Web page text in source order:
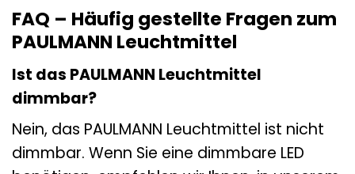
FAQ – Häufig gestellte Fragen zum
PAULMANN Leuchtmittel
Ist das PAULMANN Leuchtmittel
dimmbar?
Nein, das PAULMANN Leuchtmittel ist nicht
dimmbar. Wenn Sie eine dimmbare LED